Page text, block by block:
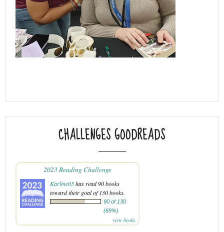
CHALLENGES GOODREADS
2023 Reading Challenge
Karline05has read 90 books
toward their goal of 130 books.
90 of 130
(69%)
view books